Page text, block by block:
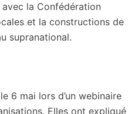
la Confédération
et la constructions de
supranational.
6 mai lors d’un webinaire
Elles ont expliqué